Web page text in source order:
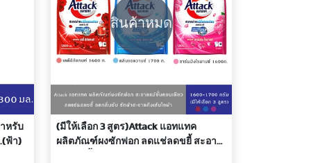
หรับ
ฟ้า)
สินค้าหมด
(มีให้เลือก 3 สูตร)Attack แอทแทค
ผลิตภัณฑ์ผงซักฟอก ลดแช่ลดขยี้ สะอาด